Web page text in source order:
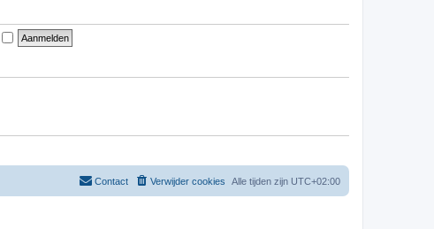
Alle tijden zijn UTC+02:00
Verwijder cookies
Contact